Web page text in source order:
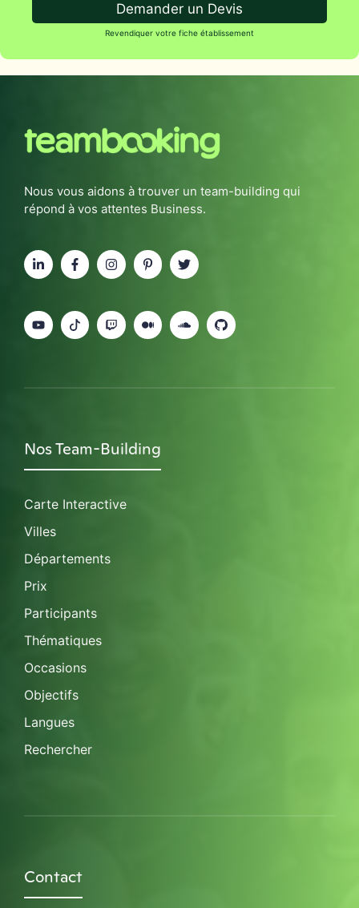
Demander un Devis
Revendiquer votre fiche établissement
Nous vous aidons à trouver un team-building qui
répond à vos attentes Business.
Nos Team-Building
Carte Interactive
Villes
Départements
Prix
Participants
Thématiques
Occasions
Objectifs
Langues
Rechercher
Contact